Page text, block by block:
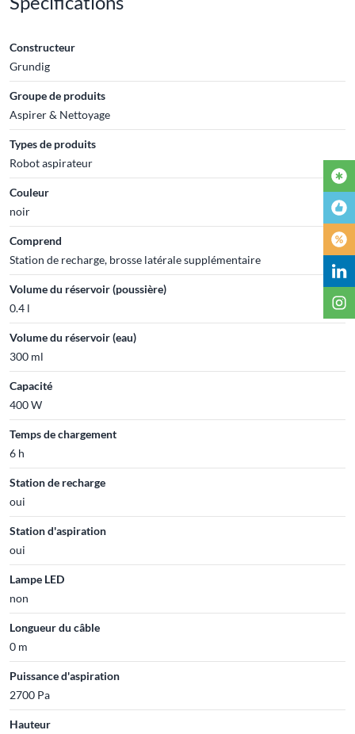
Constructeur
Grundig
Groupe de produits
Aspirer & Nettoyage
Types de produits
Robot aspirateur
Couleur
noir
Comprend
Station de recharge, brosse latérale supplémentaire
Volume du réservoir (poussière)
0.4 l
Volume du réservoir (eau)
300 ml
Capacité
400 W
Temps de chargement
6 h
Station de recharge
oui
Station d'aspiration
oui
Lampe LED
non
Longueur du câble
0 m
Puissance d'aspiration
2700 Pa
Hauteur